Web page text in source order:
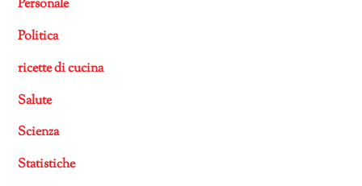
Personale
Politica
ricette di cucina
Salute
Scienza
Statistiche